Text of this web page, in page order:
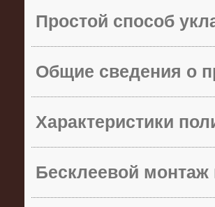
Простой способ
Общие сведения о
Характеристики
Бесклеевой